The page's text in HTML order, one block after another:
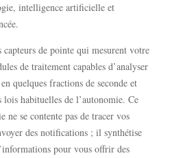
intelligence artificielle et
capteurs de pointe qui mesurent votre
de traitement capables d’analyser
quelques fractions de seconde et
habituelles de l’autonomie. Ce
ne se contente pas de tracer vos
des notifications ; il synthétise
pour vous offrir des